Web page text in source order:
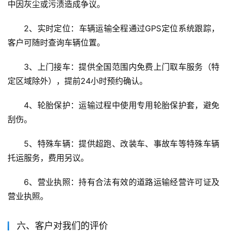
中因灰尘或污渍造成争议。
2、实时定位：车辆运输全程通过GPS定位系统跟踪，
客户可随时查询车辆位置。
3、上门接车：提供全国范围内免费上门取车服务（特
定区域除外），提前24小时预约确认。
4、轮胎保护：运输过程中使用专用轮胎保护套，避免
刮伤。
5、特殊车辆：提供超跑、改装车、事故车等特殊车辆
托运服务，费用另议。
6、营业执照：持有合法有效的道路运输经营许可证及
营业执照。
六、客户对我们的评价